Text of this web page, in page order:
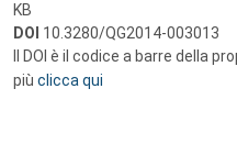
KB
DOI 10.3280/QG2014-003013
Il DOI è il codice a barre della
più clicca qui